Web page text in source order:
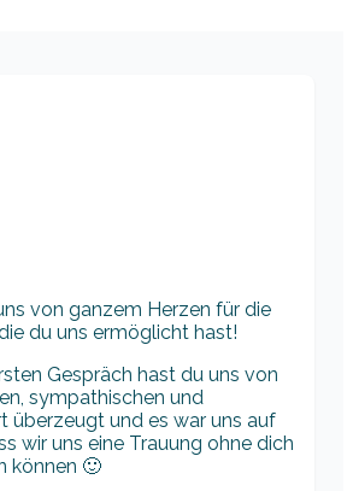
von ganzem Herzen für die
du uns ermöglicht hast!
Gespräch hast du uns von
sympathischen und
überzeugt und es war uns auf
wir uns eine Trauung ohne dich
können 🙂